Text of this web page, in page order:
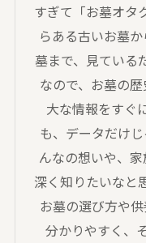
すぎて「お墓オタ
らある古いお墓
墓まで、見ている
なので、お墓の
大な情報をすぐ
も、データだけ
んなの想いや、
深く知りたいなと
お墓の選び方や
分かりやすく、